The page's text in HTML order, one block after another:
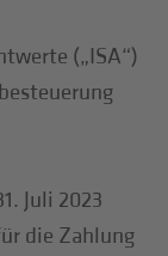
(„ISA“)
Juli 2023
die Zahlung